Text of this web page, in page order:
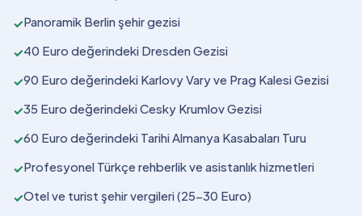
✓Panoramik Berlin şehir gezisi
✓40 Euro değerindeki Dresden Gezisi
✓90 Euro değerindeki Karlovy Vary ve Prag Kalesi Gezisi
✓35 Euro değerindeki Cesky Krumlov Gezisi
✓60 Euro değerindeki Tarihi Almanya Kasabaları Turu
✓Profesyonel Türkçe rehberlik ve asistanlık hizmetleri
✓Otel ve turist şehir vergileri (25-30 Euro)